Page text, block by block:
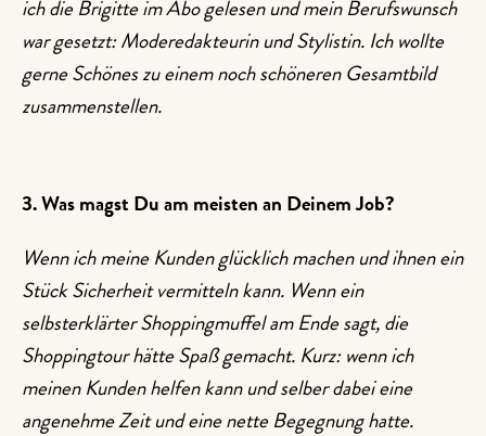
ich die Brigitte im Abo gelesen und mein Berufswunsch
war gesetzt: Moderedakteurin und Stylistin. Ich wollte
gerne Schönes zu einem noch schöneren Gesamtbild
zusammenstellen.
3. Was magst Du am meisten an Deinem Job?
Wenn ich meine Kunden glücklich machen und ihnen ein
Stück Sicherheit vermitteln kann. Wenn ein
selbsterklärter Shoppingmuffel am Ende sagt, die
Shoppingtour hätte Spaß gemacht. Kurz: wenn ich
meinen Kunden helfen kann und selber dabei eine
angenehme Zeit und eine nette Begegnung hatte.